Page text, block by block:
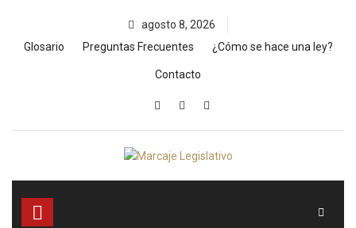
content
agosto 8, 2026
Glosario
Preguntas Frecuentes ¿Cómo se hace una ley?
Contacto